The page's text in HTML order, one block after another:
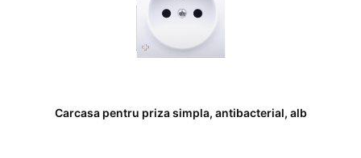
Carcasa pentru priza simpla, antibacterial, alb